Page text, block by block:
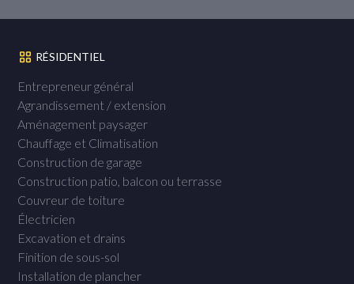
RÉSIDENTIEL
Entrepreneur général
Agrandissement / extension
Aménagement paysager
Chauffage et Climatisation
Construction de garage
Construction patio, balcon ou terrasse
Couvreur de toiture
Électricien
Excavation et drains
Finition de sous-sol
Installation de plancher